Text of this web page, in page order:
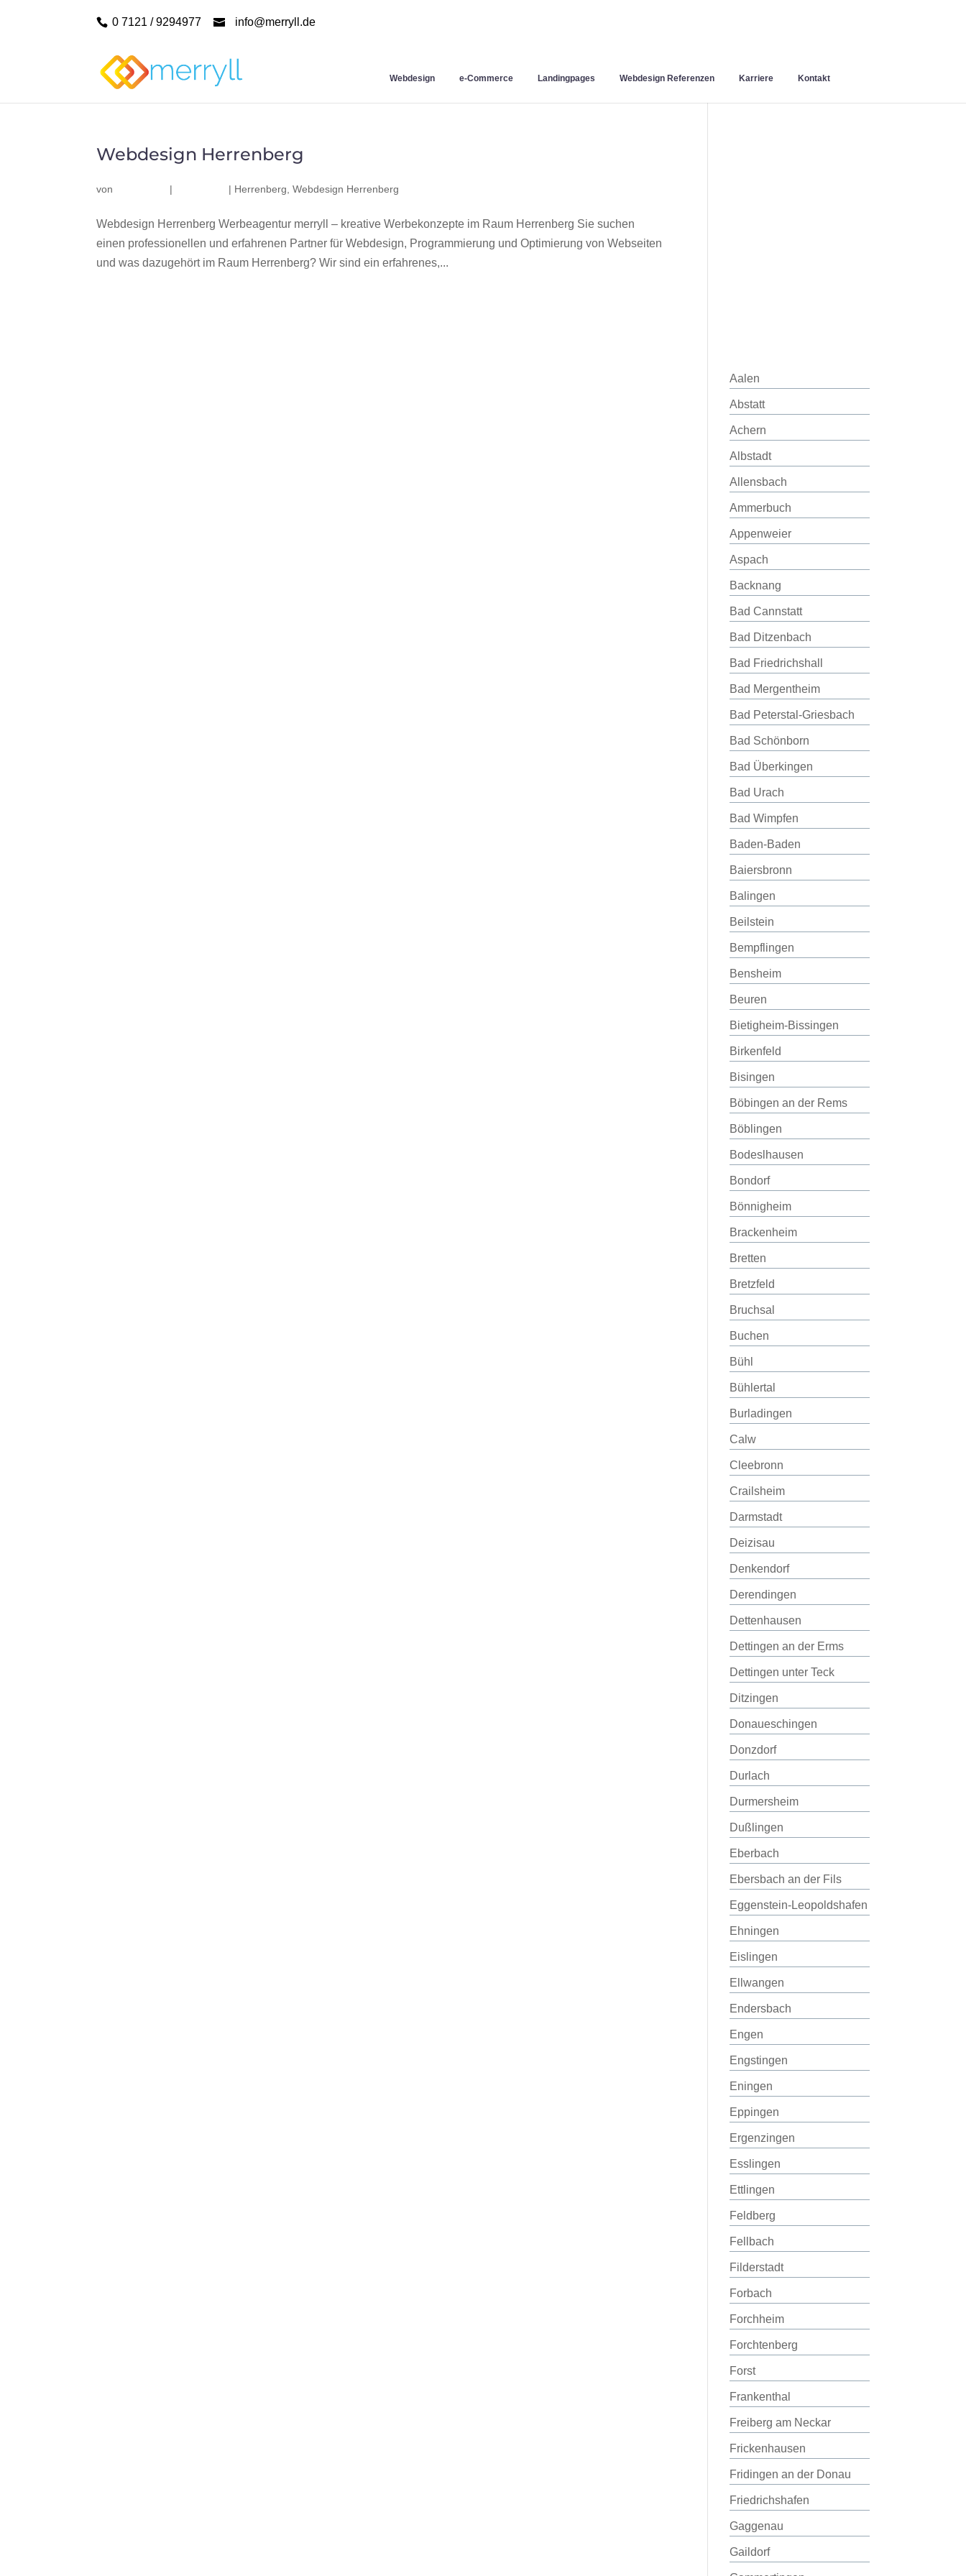
0 7121 / 9294977 info@merryll.de
Webdesign e-Commerce Landingpages Webdesign Referenzen Karriere Kontakt
Webdesign Herrenberg
von | | Herrenberg ,Webdesign Herrenberg
Webdesign Herrenberg Werbeagentur merryll – kreative Werbekonzepte im Raum Herrenberg Sie suchen
einen professionellen und erfahrenen Partner für Webdesign, Programmierung und Optimierung von Webseiten
und was dazugehört im Raum Herrenberg? Wir sind ein erfahrenes,...
Aalen
Abstatt
Achern
Albstadt
Allensbach
Ammerbuch
Appenweier
Aspach
Backnang
Bad Cannstatt
Bad Ditzenbach
Bad Friedrichshall
Bad Mergentheim
Bad Peterstal-Griesbach
Bad Schönborn
Bad Überkingen
Bad Urach
Bad Wimpfen
Baden-Baden
Baiersbronn
Balingen
Beilstein
Bempflingen
Bensheim
Beuren
Bietigheim-Bissingen
Birkenfeld
Bisingen
Böbingen an der Rems
Böblingen
Bodeslhausen
Bondorf
Bönnigheim
Brackenheim
Bretten
Bretzfeld
Bruchsal
Buchen
Bühl
Bühlertal
Burladingen
Calw
Cleebronn
Crailsheim
Darmstadt
Deizisau
Denkendorf
Derendingen
Dettenhausen
Dettingen an der Erms
Dettingen unter Teck
Ditzingen
Donaueschingen
Donzdorf
Durlach
Durmersheim
Dußlingen
Eberbach
Ebersbach an der Fils
Eggenstein-Leopoldshafen
Ehningen
Eislingen
Ellwangen
Endersbach
Engen
Engstingen
Eningen
Eppingen
Ergenzingen
Esslingen
Ettlingen
Feldberg
Fellbach
Filderstadt
Forbach
Forchheim
Forchtenberg
Forst
Frankenthal
Freiberg am Neckar
Frickenhausen
Fridingen an der Donau
Friedrichshafen
Gaggenau
Gaildorf